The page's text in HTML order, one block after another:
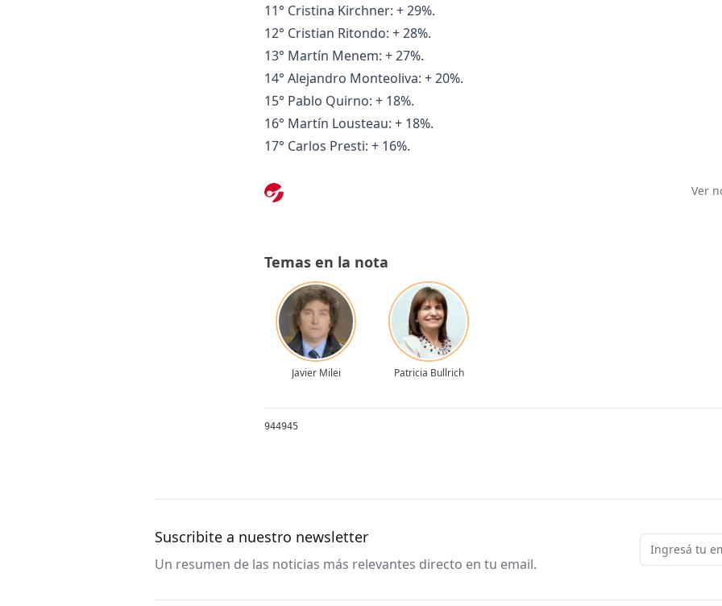
11° Cristina Kirchner: + 29%.
12° Cristian Ritondo: + 28%.
13° Martín Menem: + 27%.
14° Alejandro Monteoliva: + 20%.
15° Pablo Quirno: + 18%.
16° Martín Lousteau: + 18%.
17° Carlos Presti: + 16%.
Ver
Temas en la nota
Javier Milei Patricia Bullrich
944945
Suscribite a nuestro newsletter
Un resumen de las noticias más relevantes directo en tu email. Email